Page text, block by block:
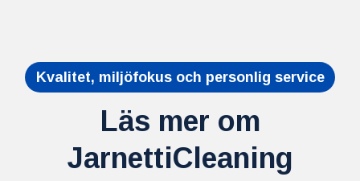
Kvalitet, miljöfokus och personlig service
Läs mer om
JarnettiCleaning